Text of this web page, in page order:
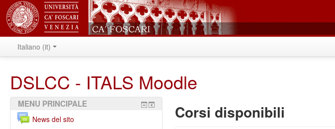
Italiano ‎(it)‎
DSLCC - ITALS Moodle
Corsi disponibili
MENU PRINCIPALE
News del sito